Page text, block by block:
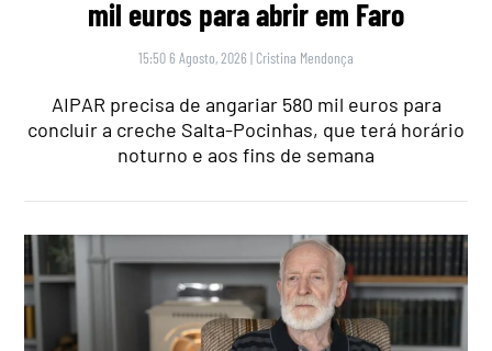
mil euros para abrir em Faro
15:50 6 Agosto, 2026 | Cristina Mendonça
AIPAR precisa de angariar 580 mil euros para
concluir a creche Salta-Pocinhas, que terá horário
noturno e aos fins de semana